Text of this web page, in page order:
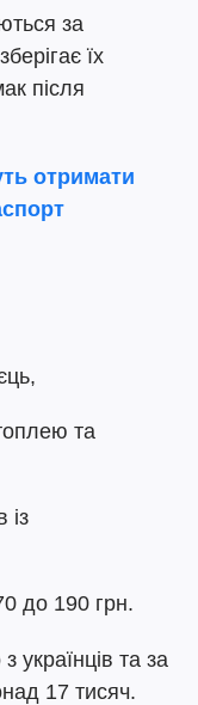
за
їх
після
отримати
та
із
до 190 грн.
українців та за
17 тисяч.